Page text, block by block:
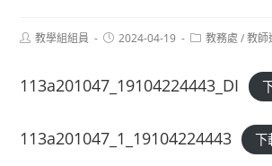
Post教學組組員
Post2024-04-19
Post教務處 / 教師
113a201047_19104224443_DI
113a201047_1_19104224443 下